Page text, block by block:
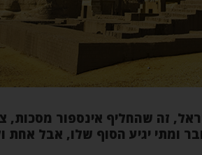
זה שהחליף אינספור מסכות,
ומתי יגיע הסוף שלו, אבל אחת